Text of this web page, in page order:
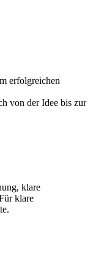
erfolgreichen
von der Idee bis zur
klare
klare